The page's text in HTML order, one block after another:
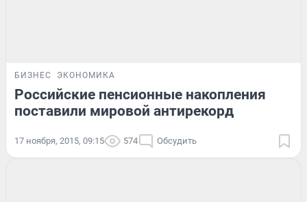
БИЗНЕС ЭКОНОМИКА
Российские пенсионные накопления
поставили мировой антирекорд
17 ноября, 2015, 09:15 574 Обсудить